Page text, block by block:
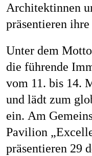
Architektinnen
präsentieren
Unter dem
die führende
vom 11. bis 14.
und lädt zum
ein. Am
Pavilion
präsentieren 29